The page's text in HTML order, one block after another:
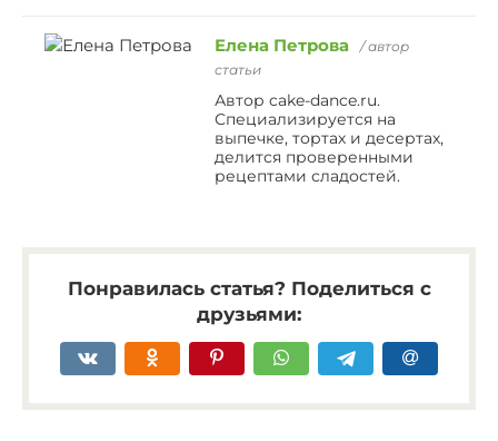
Елена Петрова
/ автор
статьи
Автор cake-dance.ru.
Специализируется на
выпечке, тортах и десертах,
делится проверенными
рецептами сладостей.
Понравилась статья? Поделиться с
друзьями: